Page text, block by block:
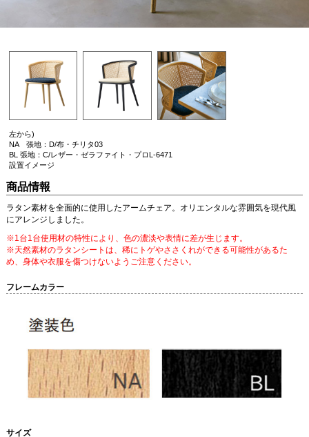
左から)
NA 張地：D/布・チリタ03
BL 張地：C/レザー・ゼラファイト・プロL-6471
設置イメージ
商品情報
ラタン素材を全面的に使用したアームチェア。オリエンタルな雰囲気を現代風
にアレンジしました。
※1台1台使用材の特性により、色の濃淡や表情に差が生じます。
※天然素材のラタンシートは、稀にトゲやささくれができる可能性があるた
め、身体や衣服を傷つけないようご注意ください。
フレームカラー
サイズ